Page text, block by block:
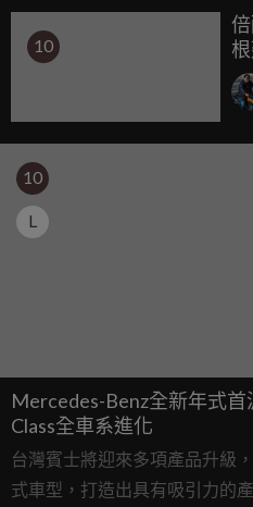
10
首戰 倍耐
10
L
Mercedes-Benz全新年式首
Class全車系進化
台灣賓士將迎來多項產品升級
式車型，打造出具有吸引力的